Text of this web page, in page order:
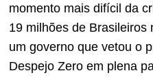
momento mais difícil da
19 milhões de Brasileiros
um governo que vetou o
Despejo Zero em plena